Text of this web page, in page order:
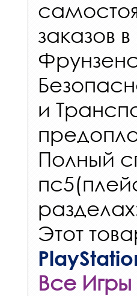
заказов
и
Полный
Этот
Все